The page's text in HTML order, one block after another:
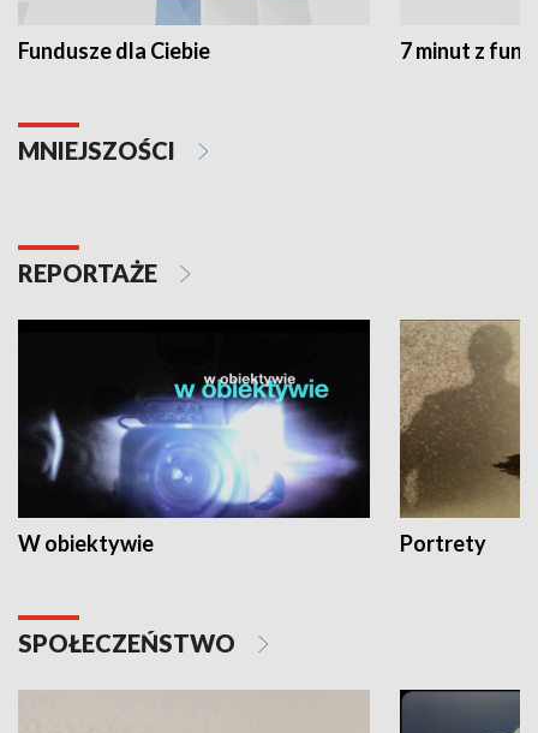
Fundusze dla Ciebie 7 minut z
MNIEJSZOŚCI
REPORTAŻE
W obiektywie Portrety
SPOŁECZEŃSTWO